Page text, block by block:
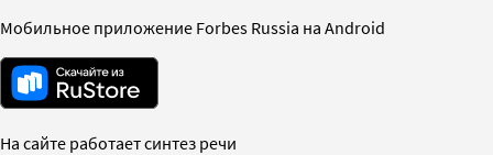
Мобильное приложение Forbes Russia на Android
На сайте работает синтез речи